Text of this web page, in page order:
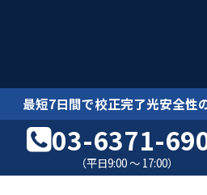
最短7日間で校正完了光安全性
03-6371-
（平日9:00 ～ 17:00）